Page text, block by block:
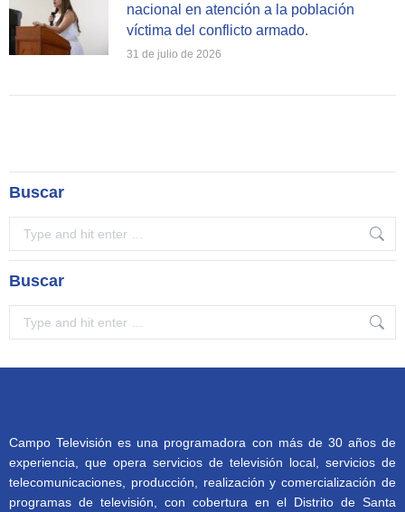
nacional en atención a la población
víctima del conflicto armado.
31 de julio de 2026
Buscar
Buscar
Campo Televisión es una programadora con más de 30 años de
experiencia, que opera servicios de televisión local, servicios de
telecomunicaciones, producción, realización y comercialización de
programas de televisión, con cobertura en el Distrito de Santa